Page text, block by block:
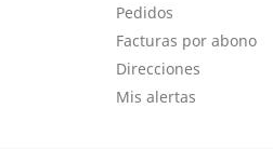
Pedidos
Facturas por abono
Direcciones
Mis alertas